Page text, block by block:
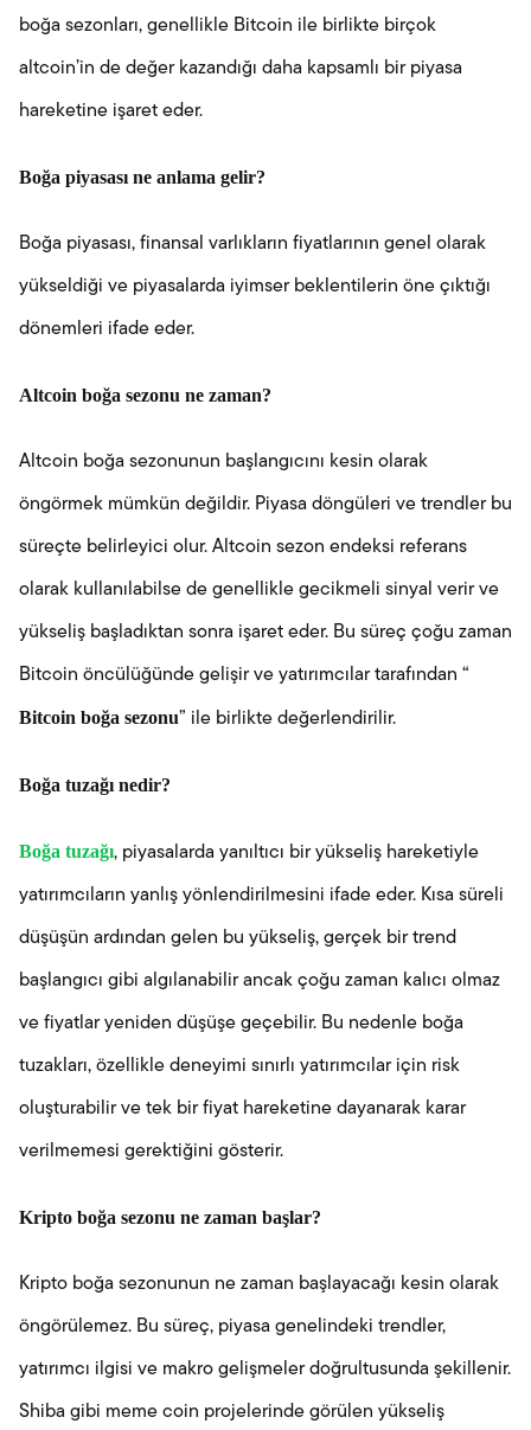
boğa sezonları, genellikle Bitcoin ile birlikte birçok
altcoin’in de değer kazandığı daha kapsamlı bir piyasa
hareketine işaret eder.
Boğa piyasası ne anlama gelir?
Boğa piyasası, finansal varlıkların fiyatlarının genel olarak
yükseldiği ve piyasalarda iyimser beklentilerin öne çıktığı
dönemleri ifade eder.
Altcoin boğa sezonu ne zaman?
Altcoin boğa sezonunun başlangıcını kesin olarak
öngörmek mümkün değildir. Piyasa döngüleri ve trendler bu
süreçte belirleyici olur. Altcoin sezon endeksi referans
olarak kullanılabilse de genellikle gecikmeli sinyal verir ve
yükseliş başladıktan sonra işaret eder. Bu süreç çoğu zaman
Bitcoin öncülüğünde gelişir ve yatırımcılar tarafından “
Bitcoin boğa sezonu” ile birlikte değerlendirilir.
Boğa tuzağı nedir?
Boğa tuzağı, piyasalarda yanıltıcı bir yükseliş hareketiyle
yatırımcıların yanlış yönlendirilmesini ifade eder. Kısa süreli
düşüşün ardından gelen bu yükseliş, gerçek bir trend
başlangıcı gibi algılanabilir ancak çoğu zaman kalıcı olmaz
ve fiyatlar yeniden düşüşe geçebilir. Bu nedenle boğa
tuzakları, özellikle deneyimi sınırlı yatırımcılar için risk
oluşturabilir ve tek bir fiyat hareketine dayanarak karar
verilmemesi gerektiğini gösterir.
Kripto boğa sezonu ne zaman başlar?
Kripto boğa sezonunun ne zaman başlayacağı kesin olarak
öngörülemez. Bu süreç, piyasa genelindeki trendler,
yatırımcı ilgisi ve makro gelişmeler doğrultusunda şekillenir.
Shiba gibi meme coin projelerinde görülen yükseliş